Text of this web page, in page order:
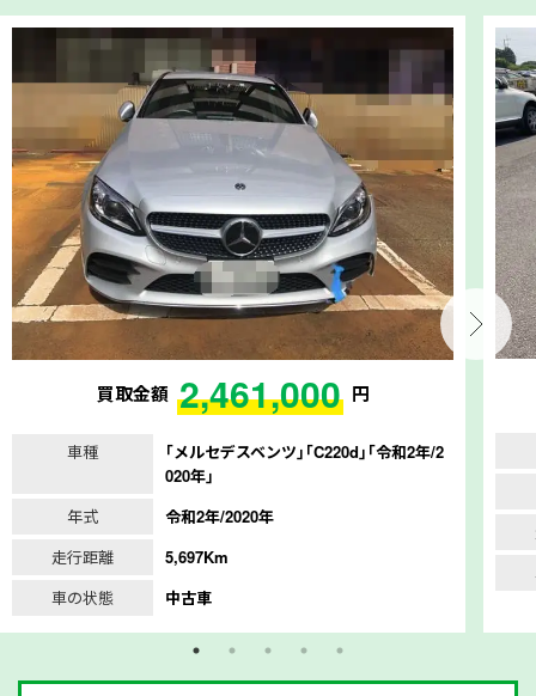
買取金額 2,461,000 円
車種
｢メルセデスベンツ｣｢C220d｣｢令和2年/2
020年｣
年式
令和2年/2020年
走行距離
5,697Km
車の状態
中古車